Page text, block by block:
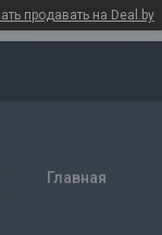
продавать на Deal.by
Главная